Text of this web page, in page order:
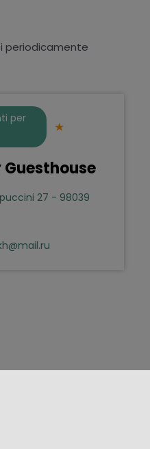
periodicamente
per
27 - 98039